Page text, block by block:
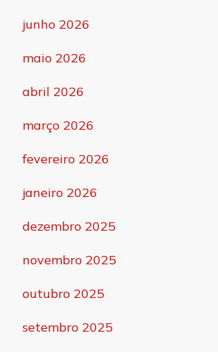
junho 2026
maio 2026
abril 2026
março 2026
fevereiro 2026
janeiro 2026
dezembro 2025
novembro 2025
outubro 2025
setembro 2025